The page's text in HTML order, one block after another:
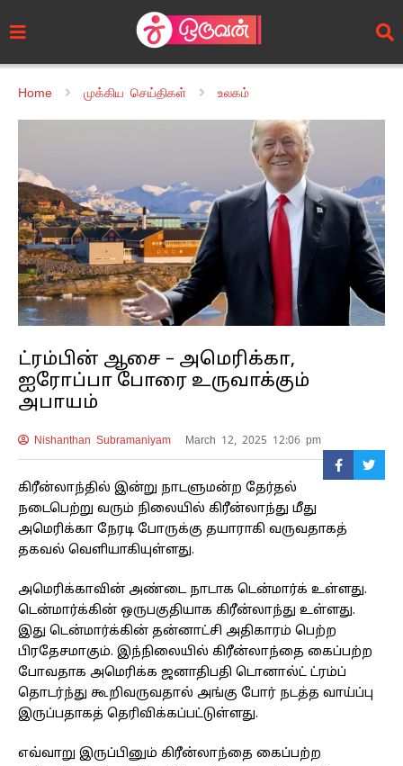
Home முக்கிய செய்திகள் உலகம்
ட்ரம்பின் ஆசை – அமெரிக்கா,
ஐரோப்பா போரை உருவாக்கும்
அபாயம்
Nishanthan Subramaniyam March 12, 2025 12:06 pm
கிரீன்லாந்தில் இன்று நாடளுமன்ற தேர்தல்
நடைபெற்று வரும் நிலையில் கிரீன்லாந்து மீது
அமெரிக்கா நேரடி போருக்கு தயாராகி வருவதாகத்
தகவல் வெளியாகியுள்ளது.
அமெரிக்காவின் அண்டை நாடாக டென்மார்க் உள்ளது.
டென்மார்க்கின் ஒருபகுதியாக கிரீன்லாந்து உள்ளது.
இது டென்மார்க்கின் தன்னாட்சி அதிகாரம் பெற்ற
பிரதேசமாகும். இந்நிலையில் கிரீன்லாந்தை கைப்பற்ற
போவதாக அமெரிக்க ஜனாதிபதி டொனால்ட் ட்ரம்ப்
தொடர்ந்து கூறிவருவதால் அங்கு போர் நடத்த வாய்ப்பு
இருப்பதாகத் தெரிவிக்கப்பட்டுள்ளது.
எவ்வாறு இருப்பினும் கிரீன்லாந்தை கைப்பற்ற